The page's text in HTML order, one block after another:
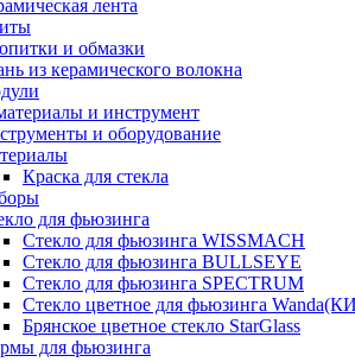
лента
и обмазки
из керамического волокна
и инструмент
и оборудование
Краска для стекла
для фьюзинга
Стекло для фьюзинга WISSMACH
Стекло для фьюзинга BULLSEYE
Стекло для фьюзинга SPECTRUM
Стекло цветное для фьюзинга
Брянское цветное стекло StarGlass
для фьюзинга